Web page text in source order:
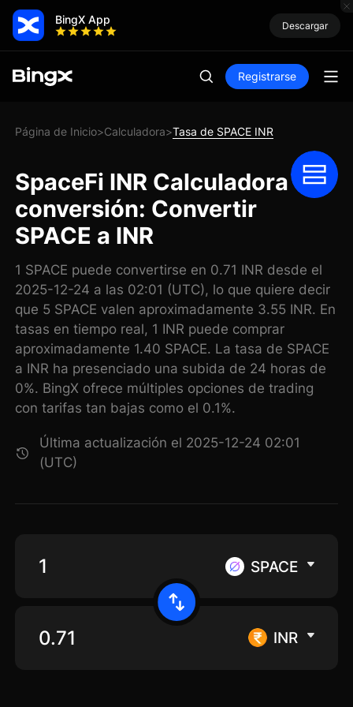
BingX App Descargar
Registrarse
Página de Inicio>Calculadora>Tasa de SPACE INR
SpaceFi INR Calculadora de
conversión: Convertir
SPACE a INR
1 SPACE puede convertirse en 0.71 INR desde el
2025-12-24 a las 02:01 (UTC), lo que quiere decir
que 5 SPACE valen aproximadamente 3.55 INR. En
tasas en tiempo real, 1 INR puede comprar
aproximadamente 1.40 SPACE. La tasa de SPACE
a INR ha presenciado una subida de 24 horas de
0%. BingX ofrece múltiples opciones de trading
con tarifas tan bajas como el 0.1%.
Última actualización el 2025-12-24 02:01
(UTC)
SPACE
INR